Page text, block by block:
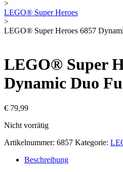
>
LEGO® Super Heroes
>
LEGO® Super Heroes 6857
LEGO® Super
Dynamic Duo
€ 79,99
Nicht vorrätig
Artikelnummer: 6857 Kategorie:
Beschreibung